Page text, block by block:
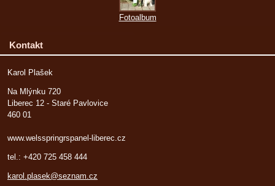
Fotoalbum
Kontakt
Karol Plašek
Na Mlýnku 720
Liberec 12 - Staré Pavlovice
460 01
www.welsspringrspanel-liberec.cz
tel.: +420 725 458 444
karol.plasek@seznam.cz